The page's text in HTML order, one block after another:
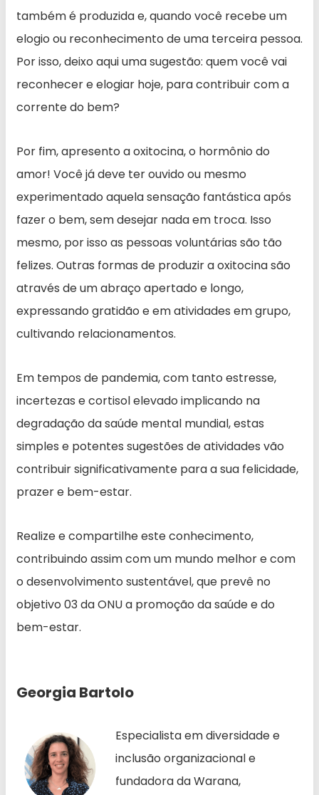
também é produzida e, quando você recebe um
elogio ou reconhecimento de uma terceira pessoa.
Por isso, deixo aqui uma sugestão: quem você vai
reconhecer e elogiar hoje, para contribuir com a
corrente do bem?
Por fim, apresento a oxitocina, o hormônio do
amor! Você já deve ter ouvido ou mesmo
experimentado aquela sensação fantástica após
fazer o bem, sem desejar nada em troca. Isso
mesmo, por isso as pessoas voluntárias são tão
felizes. Outras formas de produzir a oxitocina são
através de um abraço apertado e longo,
expressando gratidão e em atividades em grupo,
cultivando relacionamentos.
Em tempos de pandemia, com tanto estresse,
incertezas e cortisol elevado implicando na
degradação da saúde mental mundial, estas
simples e potentes sugestões de atividades vão
contribuir significativamente para a sua felicidade,
prazer e bem-estar.
Realize e compartilhe este conhecimento,
contribuindo assim com um mundo melhor e com
o desenvolvimento sustentável, que prevê no
objetivo 03 da ONU a promoção da saúde e do
bem-estar.
Georgia Bartolo
Especialista em diversidade e
inclusão organizacional e
fundadora da Warana,